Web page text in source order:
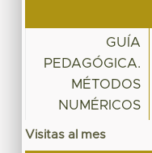
GUÍA
PEDAGÓGICA.
MÉTODOS
NUMÉRICOS
Visitas al mes